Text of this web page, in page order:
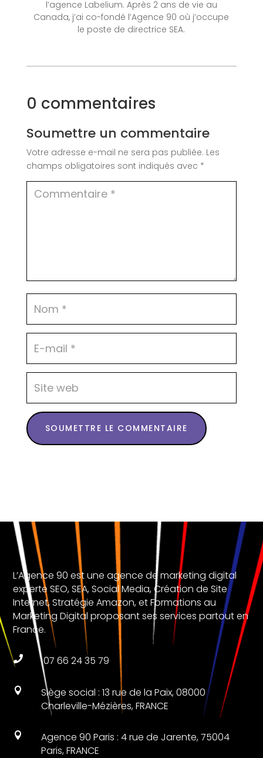
l’agence Labelium. Après 2 ans de vie au
Canada, j’ai co-fondé l’Agence 90 où j’occupe
le poste de directrice SEA.
0 commentaires
Soumettre un commentaire
Votre adresse e-mail ne sera pas publiée. Les
champs obligatoires sont indiqués avec *
SOUMETTRE LE COMMENTAIRE
L’Agence 90 est une agence de marketing digital
experte SEO, SEA, Social Media, Création de Site
Internet, Stratégie Amazon, et Formations au
Marketing Digital proposant ses services partout en
France.
 07 66 24 35 79

Siège social : 13 rue de la Paix, 08000
Charleville-Mézières, FRANCE

Agence 90 Paris : 4 rue de Jarente, 75004
Paris, FRANCE